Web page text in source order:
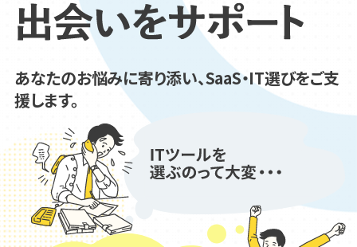
あなたのお悩みに寄り添い、SaaS・IT選びをご支
援します。